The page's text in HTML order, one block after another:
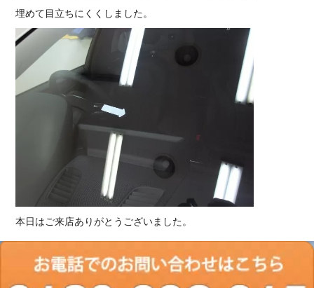
埋めて目立ちにくくしました。
本日はご来店ありがとうございました。